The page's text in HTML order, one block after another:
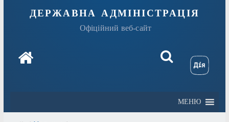
державна адміністрація
Офіційний веб-сайт
МЕНЮ